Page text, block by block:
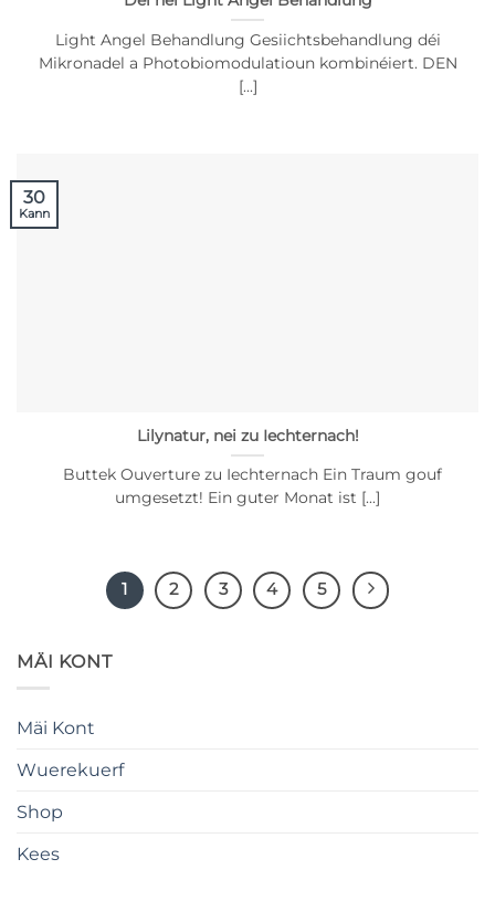
Light Angel Behandlung Gesiichtsbehandlung déi
Mikronadel a Photobiomodulatioun kombinéiert. DEN
[...]
Lilynatur, nei zu Iechternach!
Buttek Ouverture zu Iechternach Ein Traum gouf
umgesetzt! Ein guter Monat ist [...]
30
Kann
1 2 3 4 5
MÄI KONT
Mäi Kont
Wuerekuerf
Shop
Kees